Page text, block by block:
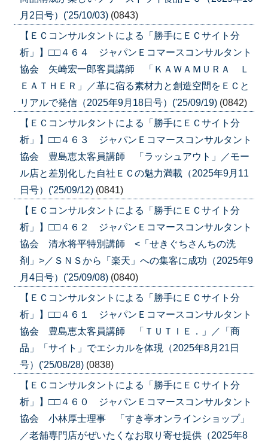
月2日号）('25/10/03) (0843)
【ＥＣコンサルタントによる「勝手にＥＣサイト分
析」】□□４６４ ジャパンＥコマースコンサルタント
協会 矢崎宏一郎客員講師 「ＫＡＷＡＭＵＲＡ Ｌ
ＥＡＴＨＥＲ」／革に宿る素材力と創造空間をＥＣと
リアルで発信（2025年9月18日号）('25/09/19) (0842)
【ＥＣコンサルタントによる「勝手にＥＣサイト分
析」】□□４６３ ジャパンＥコマースコンサルタント
協会 豊島恵太客員講師 「ラッシュアウト」／モー
ル店と差別化した自社ＥＣの魅力満載（2025年9月11
日号）('25/09/12) (0841)
【ＥＣコンサルタントによる「勝手にＥＣサイト分
析」】□□４６２ ジャパンＥコマースコンサルタント
協会 清水将平特別講師 <「せきぐちさんちの洗
剤」>／ＳＮＳから「楽天」への集客に成功（2025年9
月4日号）('25/09/08) (0840)
【ＥＣコンサルタントによる「勝手にＥＣサイト分
析」】□□４６１ ジャパンＥコマースコンサルタント
協会 豊島恵太客員講師 「ＴＵＴＩＥ．」／「商
品」「サイト」でエシカルを体現（2025年8月21日
号）('25/08/28) (0838)
【ＥＣコンサルタントによる「勝手にＥＣサイト分
析」】□□４６０ ジャパンＥコマースコンサルタント
協会 小林厚士理事 「すき亭オンラインショップ」
／老舗専門店がぜいたくなお取り寄せ提供（2025年8